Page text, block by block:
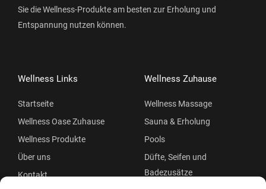
Sie die Wellness-Produkte am besten zur Erholung und
Entspannung nutzen können.
Wellness Links
Startseite
Wellness Oase Zuhause
Wellness Produkte
Über uns
Kontakt
Wellness Zuhause
Wellness Massage
Sauna & Erholung
Pools
Düfte, Seifen und
Badezusätze